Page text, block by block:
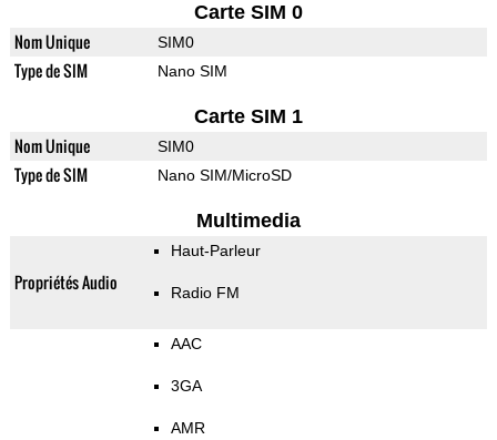
Carte SIM 0
Nom Unique SIM0
Type de SIM Nano SIM
Carte SIM 1
Nom Unique SIM0
Type de SIM Nano SIM/MicroSD
Multimedia
Propriétés Audio
Haut-Parleur
Radio FM
AAC
3GA
AMR